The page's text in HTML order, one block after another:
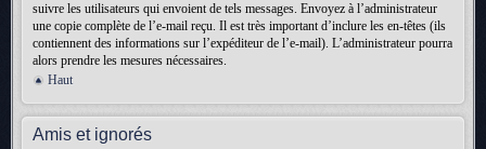
suivre les utilisateurs qui envoient de tels messages. Envoyez à l’administrateur
une copie complète de l’e-mail reçu. Il est très important d’inclure les en-têtes (ils
contiennent des informations sur l’expéditeur de l’e-mail). L’administrateur pourra
alors prendre les mesures nécessaires.
Haut
Amis et ignorés